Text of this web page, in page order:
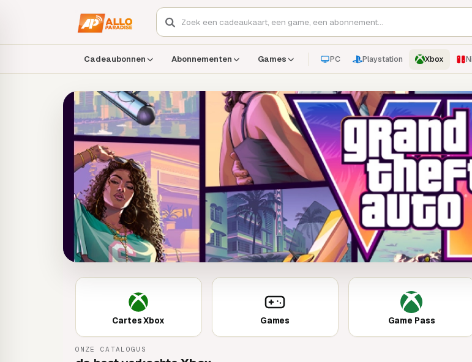
Cadeaubonnen Abonnementen Games PC Playstation Xbox
Cartes Xbox Games Game Pass
ONZE CATALOGUS